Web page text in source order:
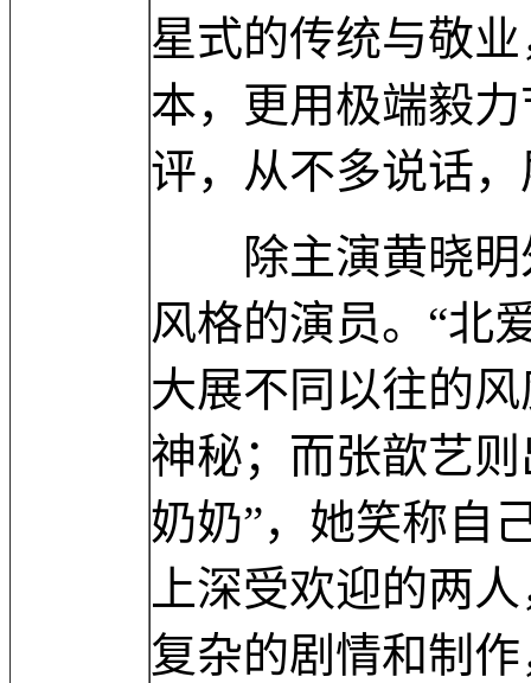
星式的传统与敬
本，更用极端毅
评，从不多说话
除主演黄晓明
风格的演员。“北
大展不同以往的
神秘；而张歆艺
奶奶”，她笑称自
上深受欢迎的两
复杂的剧情和制